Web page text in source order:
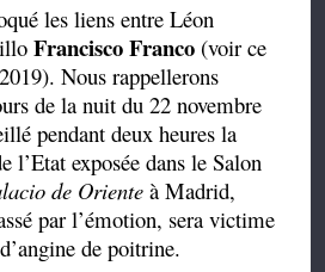
les liens entre Léon
Francisco Franco (voir ce
Nous rappellerons
de la nuit du 22 novembre
pendant deux heures la
l’Etat exposée dans le Salon
de Oriente à Madrid,
par l’émotion, sera victime
de poitrine.